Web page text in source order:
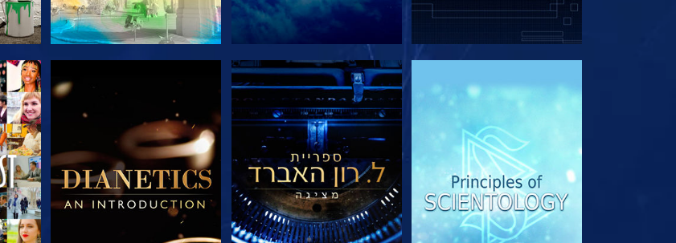
בדוק את הסדרה בדוק את הסדרה בדוק את הסדרה